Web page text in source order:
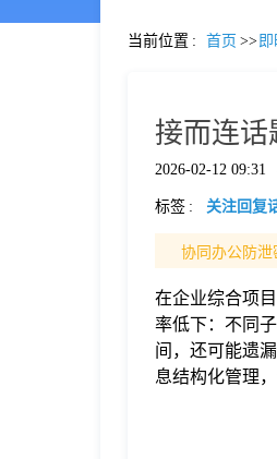
当前位置 : 首页 >>
接而连
2026-02-12 09:31
标签 : 关注回复
协同办公防
在企业综合项
率低下：不同
间，还可能遗
息结构化管理